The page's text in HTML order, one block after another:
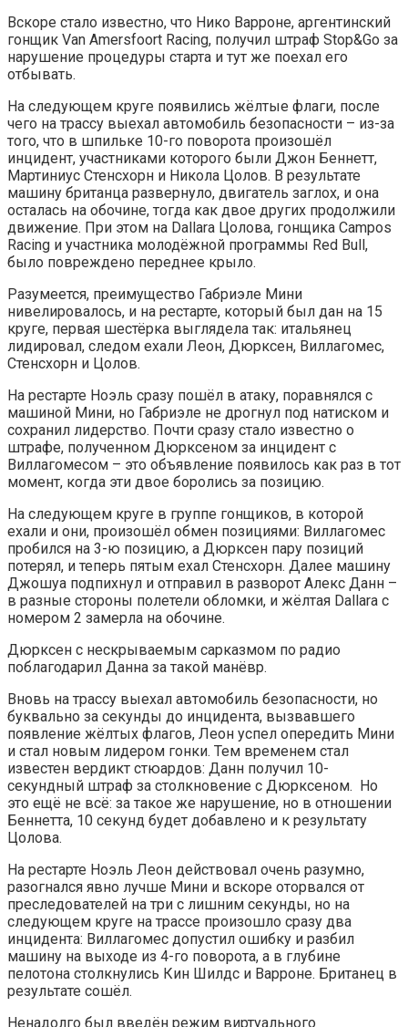
Вскоре стало известно, что Нико Варроне, аргентинский
гонщик Van Amersfoort Racing, получил штраф Stop&Go за
нарушение процедуры старта и тут же поехал его
отбывать.
На следующем круге появились жёлтые флаги, после
чего на трассу выехал автомобиль безопасности – из-за
того, что в шпильке 10-го поворота произошёл
инцидент, участниками которого были Джон Беннетт,
Мартиниус Стенсхорн и Никола Цолов. В результате
машину британца развернуло, двигатель заглох, и она
осталась на обочине, тогда как двое других продолжили
движение. При этом на Dallara Цолова, гонщика Campos
Racing и участника молодёжной программы Red Bull,
было повреждено переднее крыло.
Разумеется, преимущество Габриэле Мини
нивелировалось, и на рестарте, который был дан на 15
круге, первая шестёрка выглядела так: итальянец
лидировал, следом ехали Леон, Дюрксен, Виллагомес,
Стенсхорн и Цолов.
На рестарте Ноэль сразу пошёл в атаку, поравнялся с
машиной Мини, но Габриэле не дрогнул под натиском и
сохранил лидерство. Почти сразу стало известно о
штрафе, полученном Дюрксеном за инцидент с
Виллагомесом – это объявление появилось как раз в тот
момент, когда эти двое боролись за позицию.
На следующем круге в группе гонщиков, в которой
ехали и они, произошёл обмен позициями: Виллагомес
пробился на 3-ю позицию, а Дюрксен пару позиций
потерял, и теперь пятым ехал Стенсхорн. Далее машину
Джошуа подпихнул и отправил в разворот Алекс Данн –
в разные стороны полетели обломки, и жёлтая Dallara с
номером 2 замерла на обочине.
Дюрксен с нескрываемым сарказмом по радио
поблагодарил Данна за такой манёвр.
Вновь на трассу выехал автомобиль безопасности, но
буквально за секунды до инцидента, вызвавшего
появление жёлтых флагов, Леон успел опередить Мини
и стал новым лидером гонки. Тем временем стал
известен вердикт стюардов: Данн получил 10-
секундный штраф за столкновение с Дюрксеном. Но
это ещё не всё: за такое же нарушение, но в отношении
Беннетта, 10 секунд будет добавлено и к результату
Цолова.
На рестарте Ноэль Леон действовал очень разумно,
разогнался явно лучше Мини и вскоре оторвался от
преследователей на три с лишним секунды, но на
следующем круге на трассе произошло сразу два
инцидента: Виллагомес допустил ошибку и разбил
машину на выходе из 4-го поворота, а в глубине
пелотона столкнулись Кин Шилдс и Варроне. Британец в
результате сошёл.
Ненадолго был введён режим виртуального